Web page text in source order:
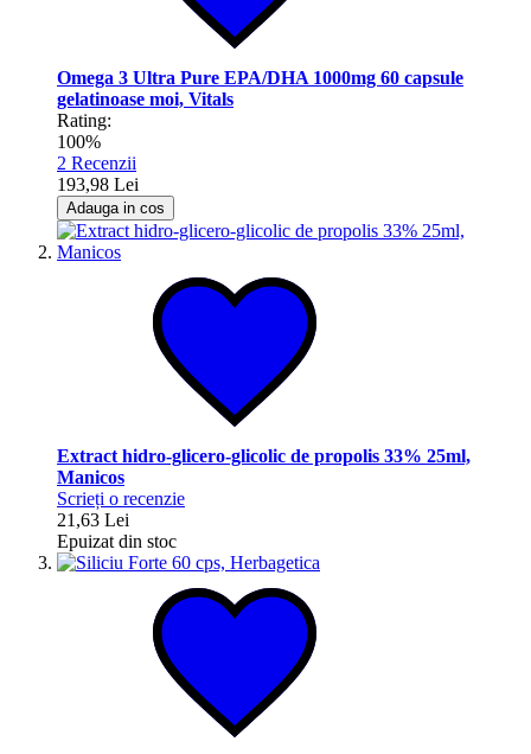
Omega 3 Ultra Pure EPA/DHA 1000mg 60 capsule
gelatinoase moi, Vitals
Rating:
100%
2 Recenzii
193,98 Lei
Adauga in cos
Extract hidro-glicero-glicolic de propolis 33% 25ml,
Manicos
Scrieți o recenzie
21,63 Lei
Epuizat din stoc